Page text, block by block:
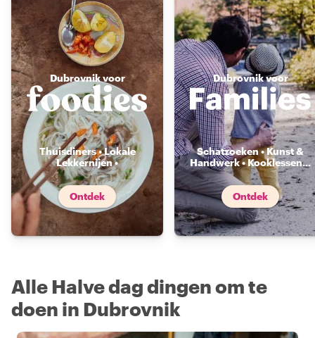
Dubrovnik voor
Thuisdiners • Lokale
Lekkernijen •
Voedselmarkten...
Ontdek
Dubrovnik voor
Schatzoeken • Kunst &
Handwerk • Kooklessen...
Ontdek
Alle Halve dag dingen om te
doen in Dubrovnik